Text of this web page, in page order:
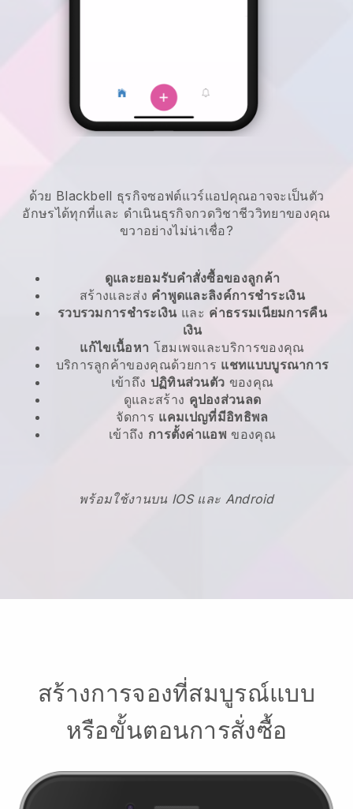
ด้วย Blackbell ธุรกิจซอฟต์แวร์แอปคุณอาจจะเป็นตัว
อักษรได้ทุกที่และ ดำเนินธุรกิจกวดวิชาชีววิทยาของคุณ
ขวาอย่างไม่น่าเชื่อ?
ดูและยอมรับคำสั่งซื้อของลูกค้า
สร้างและส่ง คำพูดและลิงค์การชำระเงิน
รวบรวมการชำระเงิน และ ค่าธรรมเนียมการคืน
เงิน
แก้ไขเนื้อหา โฮมเพจและบริการของคุณ
บริการลูกค้าของคุณด้วยการ แชทแบบบูรณาการ
เข้าถึง ปฏิทินส่วนตัว ของคุณ
ดูและสร้าง คูปองส่วนลด
จัดการ แคมเปญที่มีอิทธิพล
เข้าถึง การตั้งค่าแอพ ของคุณ
พร้อมใช้งานบน IOS และ Android
สร้างการจองที่สมบูรณ์แบบ
หรือขั้นตอนการสั่งซื้อ